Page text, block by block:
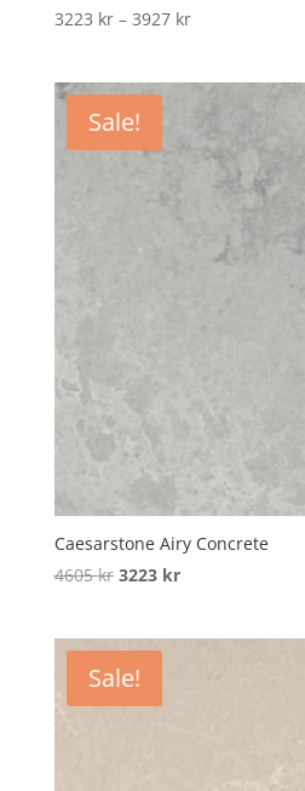
3223 kr – 3927 krPrice
Sale!
Caesarstone Airy Concrete
4605kr Original
4605 kr.
3223 krCurrent
Sale!